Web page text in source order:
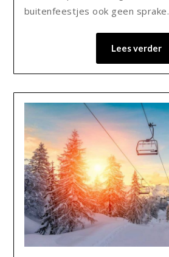
buitenfeestjes ook geen sprake.
Lees verder